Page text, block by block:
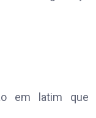
em latim que